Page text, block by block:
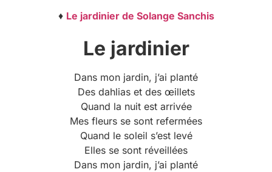
♦ Le jardinier de Solange Sanchis
Le jardinier
Dans mon jardin, j’ai planté
Des dahlias et des œillets
Quand la nuit est arrivée
Mes fleurs se sont refermées
Quand le soleil s’est levé
Elles se sont réveillées
Dans mon jardin, j’ai planté